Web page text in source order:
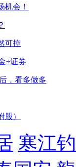
机会！
可控
+证券
，看多做多
）
寒江